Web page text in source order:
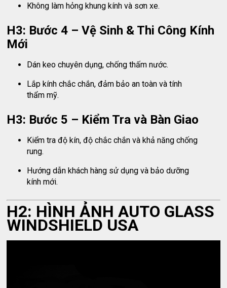
Không làm hỏng khung kính và sơn xe.
H3: Bước 4 – Vệ Sinh & Thi Công Kính
Mới
Dán keo chuyên dụng, chống thấm nước.
Lắp kính chắc chắn, đảm bảo an toàn và tính
thẩm mỹ.
H3: Bước 5 – Kiểm Tra và Bàn Giao
Kiểm tra độ kín, độ chắc chắn và khả năng chống
rung.
Hướng dẫn khách hàng sử dụng và bảo dưỡng
kính mới.
H2: HÌNH ẢNH AUTO GLASS
WINDSHIELD USA